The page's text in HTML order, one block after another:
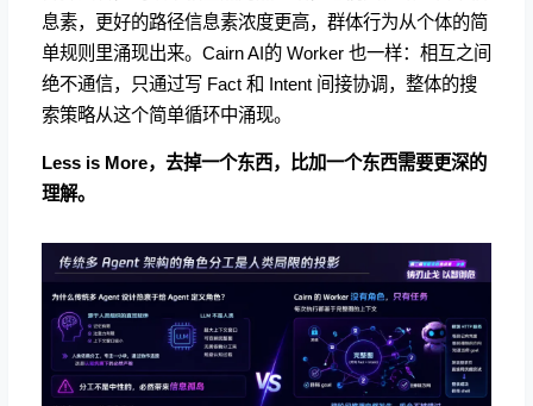
息素，更好的路径信息素浓度更高，群体行为从个体的简
单规则里涌现出来。Cairn AI的 Worker 也一样：相互之间
绝不通信，只通过写 Fact 和 Intent 间接协调，整体的搜
索策略从这个简单循环中涌现。
Less is More，去掉一个东西，比加一个东西需要更深的
理解。